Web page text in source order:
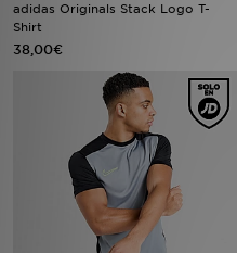
adidas Originals Stack Logo T-
Shirt
38,00€